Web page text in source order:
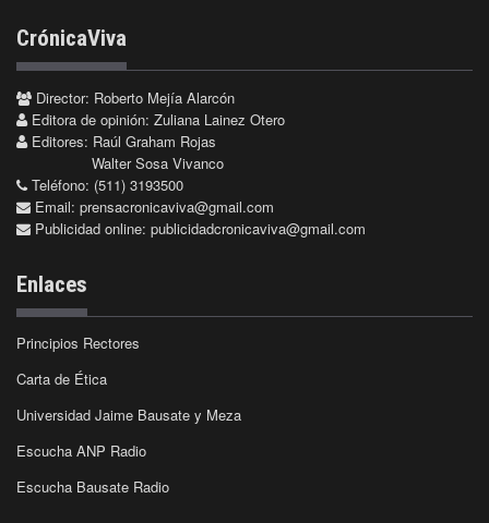
CrónicaViva
Director: Roberto Mejía Alarcón
Editora de opinión: Zuliana Lainez Otero
Editores: Raúl Graham Rojas
Walter Sosa Vivanco
Teléfono: (511) 3193500
Email: prensacronicaviva@gmail.com
Publicidad online: publicidadcronicaviva@gmail.com
Enlaces
Principios Rectores
Carta de Ética
Universidad Jaime Bausate y Meza
Escucha ANP Radio
Escucha Bausate Radio